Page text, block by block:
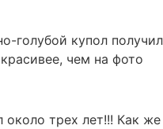
голубой купол
чем на фото
около трех лет!!! Как